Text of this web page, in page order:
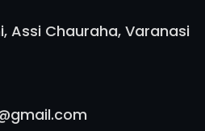
Assi Chauraha, Varanasi